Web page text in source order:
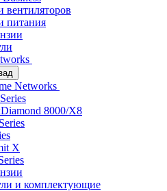
вентиляторов
питания
Networks
8000/X8
X
и комплектующие